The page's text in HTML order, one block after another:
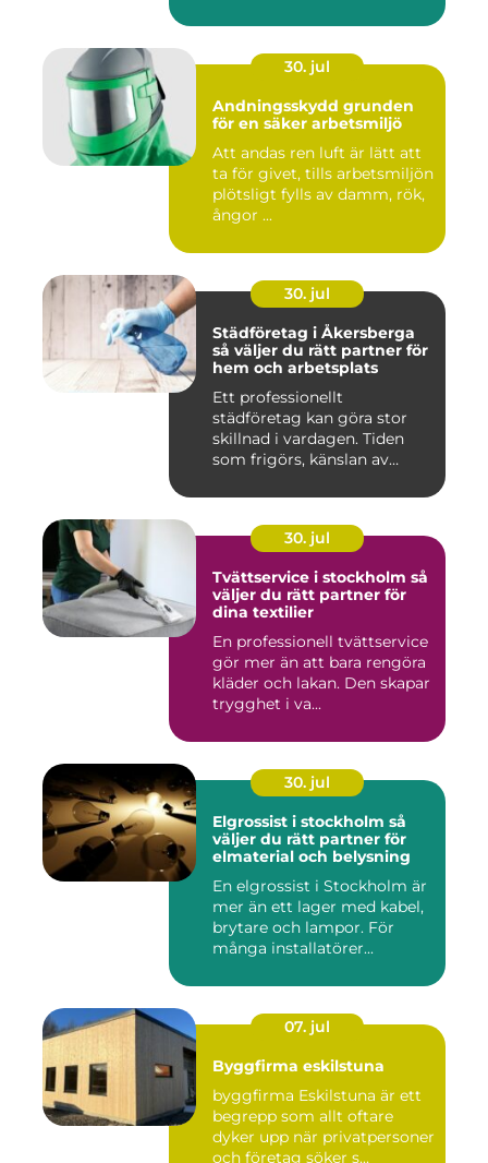
30. jul
Andningsskydd grunden
för en säker arbetsmiljö
Att andas ren luft är lätt att
ta för givet, tills arbetsmiljön
plötsligt fylls av damm, rök,
ångor ...
30. jul
Städföretag i Åkersberga
så väljer du rätt partner för
hem och arbetsplats
Ett professionellt
städföretag kan göra stor
skillnad i vardagen. Tiden
som frigörs, känslan av
30. jul
Tvättservice i stockholm så
väljer du rätt partner för
dina textilier
En professionell tvättservice
gör mer än att bara rengöra
kläder och lakan. Den skapar
trygghet i va...
30. jul
Elgrossist i stockholm så
väljer du rätt partner för
elmaterial och belysning
En elgrossist i Stockholm är
mer än ett lager med kabel,
brytare och lampor. För
många installatörer...
07. jul
Byggfirma eskilstuna
byggfirma Eskilstuna är ett
begrepp som allt oftare
dyker upp när privatpersoner
och företag söker s...